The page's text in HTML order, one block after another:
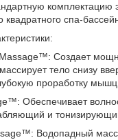
комплектацию
квадратного спа-
Создает
тело снизу
проработку
Обеспечивает
и
Водопадный